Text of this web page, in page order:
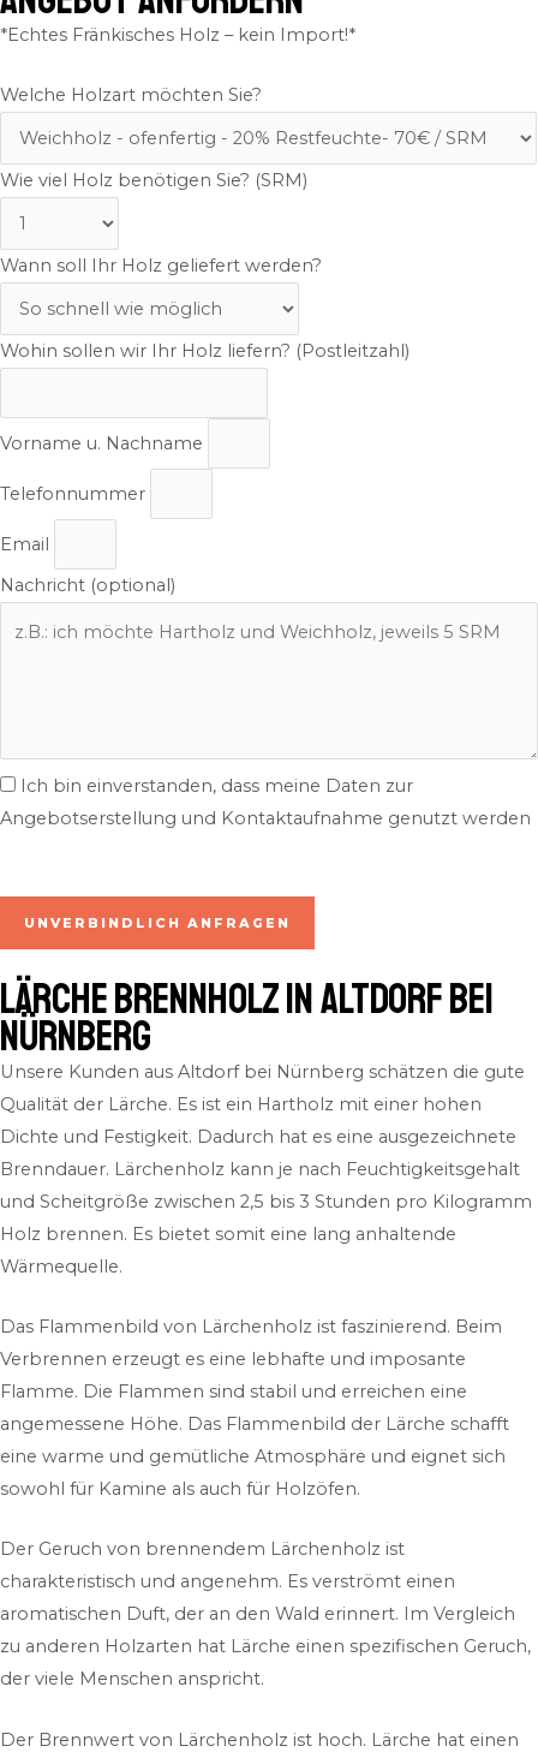
*Echtes Fränkisches Holz – kein Import!*
Welche Holzart möchten Sie?
Wie viel Holz benötigen Sie? (SRM)
Wann soll Ihr Holz geliefert werden?
Wohin sollen wir Ihr Holz liefern? (Postleitzahl)
Vorname u. Nachname
Telefonnummer
Email
Nachricht (optional)
Ich bin einverstanden, dass meine Daten zur
Angebotserstellung und Kontaktaufnahme genutzt werden
UNVERBINDLICH ANFRAGEN
Lärche Brennholz in Altdorf bei
Nürnberg
Unsere Kunden aus Altdorf bei Nürnberg schätzen die gute
Qualität der Lärche. Es ist ein Hartholz mit einer hohen
Dichte und Festigkeit. Dadurch hat es eine ausgezeichnete
Brenndauer. Lärchenholz kann je nach Feuchtigkeitsgehalt
und Scheitgröße zwischen 2,5 bis 3 Stunden pro Kilogramm
Holz brennen. Es bietet somit eine lang anhaltende
Wärmequelle.
Das Flammenbild von Lärchenholz ist faszinierend. Beim
Verbrennen erzeugt es eine lebhafte und imposante
Flamme. Die Flammen sind stabil und erreichen eine
angemessene Höhe. Das Flammenbild der Lärche schafft
eine warme und gemütliche Atmosphäre und eignet sich
sowohl für Kamine als auch für Holzöfen.
Der Geruch von brennendem Lärchenholz ist
charakteristisch und angenehm. Es verströmt einen
aromatischen Duft, der an den Wald erinnert. Im Vergleich
zu anderen Holzarten hat Lärche einen spezifischen Geruch,
der viele Menschen anspricht.
Der Brennwert von Lärchenholz ist hoch. Lärche hat einen